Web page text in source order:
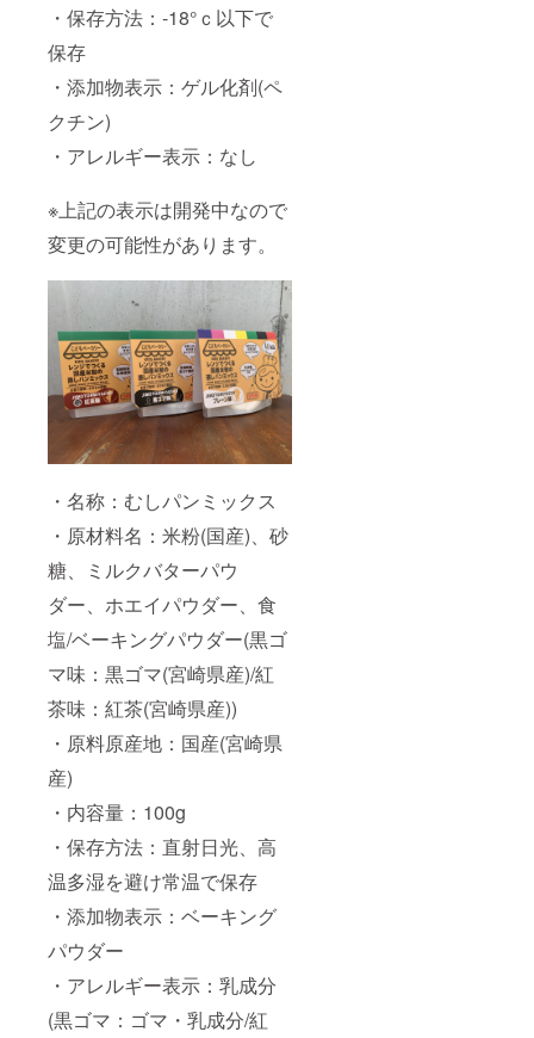
・保存方法：-18°ｃ以下で
保存
・添加物表示：ゲル化剤(ペ
クチン)
・アレルギー表示：なし
※上記の表示は開発中なので
変更の可能性があります。
・名称：むしパンミックス
・原材料名：米粉(国産)、砂
糖、ミルクバターパウ
ダー、ホエイパウダー、食
塩/ベーキングパウダー(黒ゴ
マ味：黒ゴマ(宮崎県産)/紅
茶味：紅茶(宮崎県産))
・原料原産地：国産(宮崎県
産)
・内容量：100g
・保存方法：直射日光、高
温多湿を避け常温で保存
・添加物表示：ベーキング
パウダー
・アレルギー表示：乳成分
(黒ゴマ：ゴマ・乳成分/紅